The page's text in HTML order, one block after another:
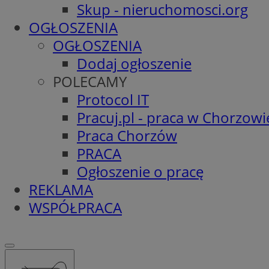
Skup - nieruchomosci.org
OGŁOSZENIA
OGŁOSZENIA
Dodaj ogłoszenie
POLECAMY
Protocol IT
Pracuj.pl - praca w
Praca Chorzów
PRACA
Ogłoszenie o pracę
REKLAMA
WSPÓŁPRACA